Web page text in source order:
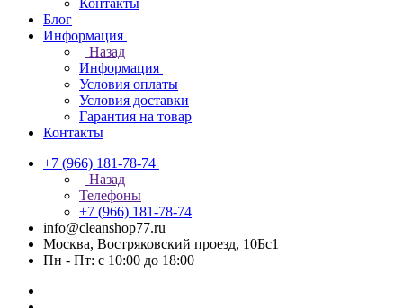
Контакты
Блог
Информация
Назад
Информация
Условия оплаты
Условия доставки
Гарантия на товар
Контакты
+7 (966) 181-78-74
Назад
Телефоны
+7 (966) 181-78-74
info@cleanshop77.ru
Москва, Востряковский проезд, 10Бс1
Пн - Пт: с 10:00 до 18:00